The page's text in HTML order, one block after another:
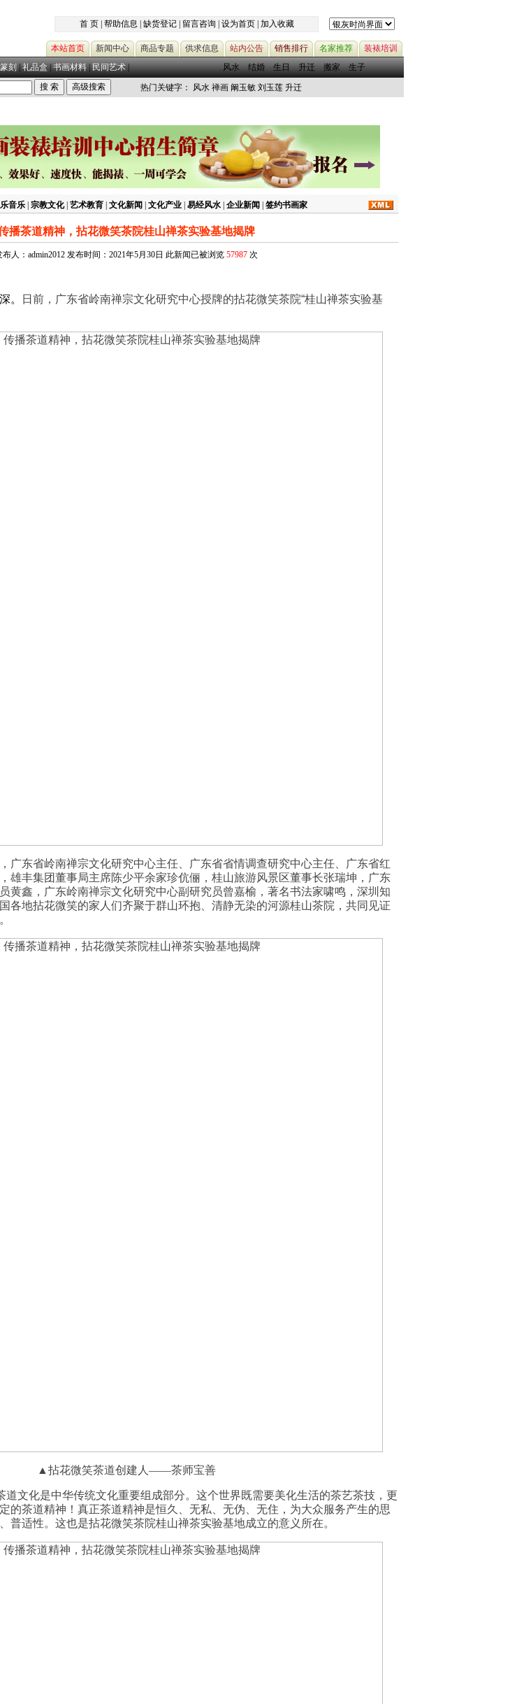
首 页 帮助信息 缺货登记 留言咨询 设为首页 加入收藏
本站首页 新闻中心 商品专题 供求信息 站内公告 销售排行 名家推荐
装裱培训
篆刻|礼品盒|书画材料|民间艺术| 风水 结婚 生日 升迁 搬家 生子
热门关键字： 风水 禅画 阚玉敏 刘玉莲 升迁
音乐 宗教文化| 艺术教育 文化新闻 文化产业 易经风水 企业新闻 签约书画家
播茶道精神，拈花微笑茶院桂山禅茶实验基地揭牌
布人：admin2012 发布时间：2021年5月30日 此新闻已被浏览 57987 次
。
日前，广东省岭南禅宗文化研究中心授牌的拈花微笑茶院“桂山禅茶实验基
广东省岭南禅宗文化研究中心主任、广东省省情调查研究中心主任、广东省红
雄丰集团董事局主席陈少平余家珍伉俪，桂山旅游风景区董事长张瑞坤，广东
黄鑫，广东岭南禅宗文化研究中心副研究员曾嘉榆，著名书法家啸鸣，深圳知
各地拈花微笑的家人们齐聚于群山环抱、清静无染的河源桂山茶院，共同见证
▲拈花微笑茶道创建人——茶师宝善
道文化是中华传统文化重要组成部分。这个世界既需要美化生活的茶艺茶技，更
的茶道精神！真正茶道精神是恒久、无私、无伪、无住，为大众服务产生的思
普适性。这也是拈花微笑茶院桂山禅茶实验基地成立的意义所在。